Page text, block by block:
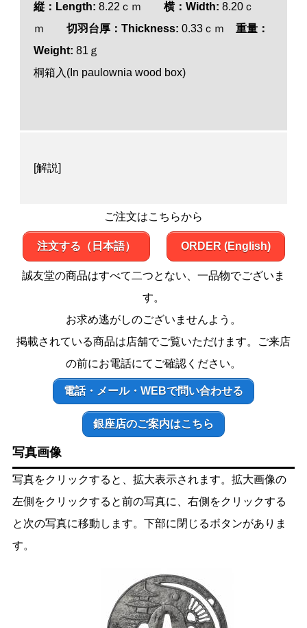
縦：Length: 8.22ｃｍ 横：Width: 8.20ｃ
ｍ 切羽台厚：Thickness: 0.33ｃｍ
重量：
Weight: 81ｇ
桐箱入(In paulownia wood box)
[解説]
ご注文はこちらから
注文する（日本語） ORDER (English)
誠友堂の商品はすべて二つとない、一品物でございま
す。
お求め逃がしのございませんよう。
掲載されている商品は店舗でご覧いただけます。ご来店
の前にお電話にてご確認ください。
電話・メール・WEBで問い合わせる
銀座店のご案内はこちら
写真画像
写真をクリックすると、拡大表示されます。拡大画像の
左側をクリックすると前の写真に、右側をクリックする
と次の写真に移動します。下部に閉じるボタンがありま
す。